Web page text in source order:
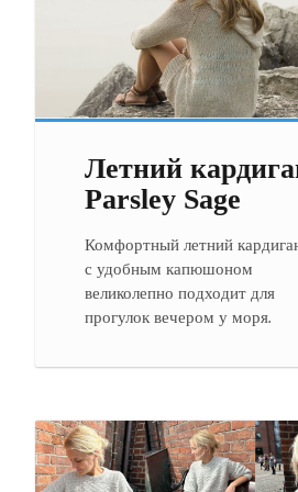
Летний
Parsley Sage
Комфортный летний
с удобным капюшоном
великолепно подходит для
прогулок вечером у моря.